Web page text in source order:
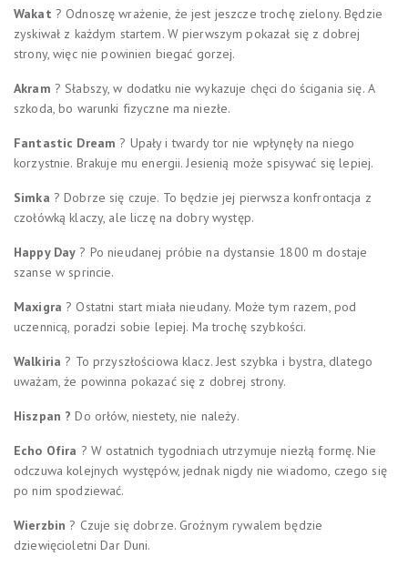
Wakat ? Odnoszę wrażenie, że jest jeszcze trochę zielony. Będzie
zyskiwał z każdym startem. W pierwszym pokazał się z dobrej
strony, więc nie powinien biegać gorzej.
Akram ? Słabszy, w dodatku nie wykazuje chęci do ścigania się. A
szkoda, bo warunki fizyczne ma niezłe.
Fantastic Dream ? Upały i twardy tor nie wpłynęły na niego
korzystnie. Brakuje mu energii. Jesienią może spisywać się lepiej.
Simka ? Dobrze się czuje. To będzie jej pierwsza konfrontacja z
czołówką klaczy, ale liczę na dobry występ.
Happy Day ? Po nieudanej próbie na dystansie 1800 m dostaje
szanse w sprincie.
Maxigra ? Ostatni start miała nieudany. Może tym razem, pod
uczennicą, poradzi sobie lepiej. Ma trochę szybkości.
Walkiria ? To przyszłościowa klacz. Jest szybka i bystra, dlatego
uważam, że powinna pokazać się z dobrej strony.
Hiszpan ? Do orłów, niestety, nie należy.
Echo Ofira ? W ostatnich tygodniach utrzymuje niezłą formę. Nie
odczuwa kolejnych występów, jednak nigdy nie wiadomo, czego się
po nim spodziewać.
Wierzbin ? Czuje się dobrze. Groźnym rywalem będzie
dziewięcioletni Dar Duni.